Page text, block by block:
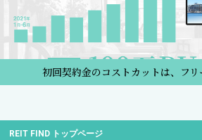
初回契約金のコストカットは、フ
REIT FIND トップページ